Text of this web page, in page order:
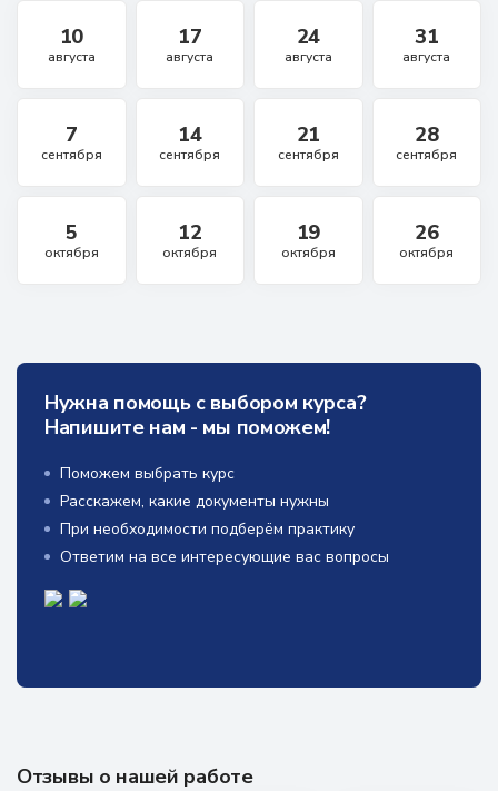
10
августа
17
августа
24
августа
31
августа
7
сентября
14
сентября
21
сентября
28
сентября
5
октября
12
октября
19
октября
26
октября
Нужна помощь с выбором курса?
Напишите нам - мы поможем!
Поможем выбрать курс
Расскажем, какие документы нужны
При необходимости подберём практику
Ответим на все интересующие вас вопросы
Отзывы о нашей работе